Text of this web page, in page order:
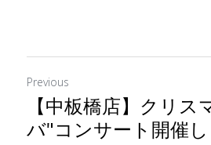
Previous
【中板橋店】クリス
バ"コンサート開催